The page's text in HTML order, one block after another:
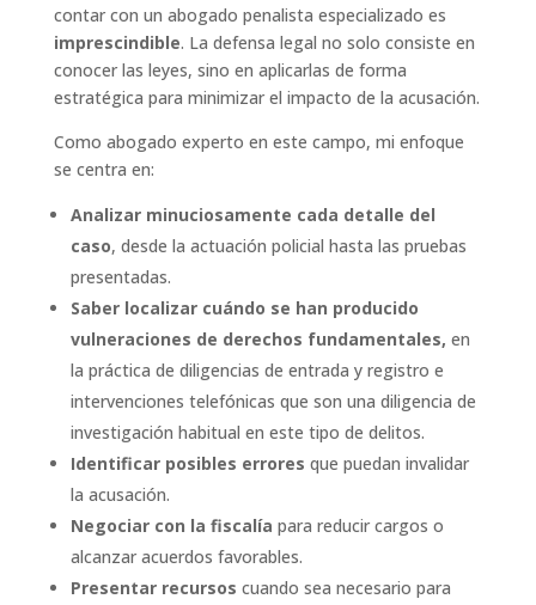
contar con un abogado penalista especializado es
imprescindible. La defensa legal no solo consiste en
conocer las leyes, sino en aplicarlas de forma
estratégica para minimizar el impacto de la acusación.
Como abogado experto en este campo, mi enfoque
se centra en:
Analizar minuciosamente cada detalle del
caso, desde la actuación policial hasta las pruebas
presentadas.
Saber localizar cuándo se han producido
vulneraciones de derechos fundamentales, en
la práctica de diligencias de entrada y registro e
intervenciones telefónicas que son una diligencia de
investigación habitual en este tipo de delitos.
Identificar posibles errores que puedan invalidar
la acusación.
Negociar con la fiscalía para reducir cargos o
alcanzar acuerdos favorables.
Presentar recursos cuando sea necesario para